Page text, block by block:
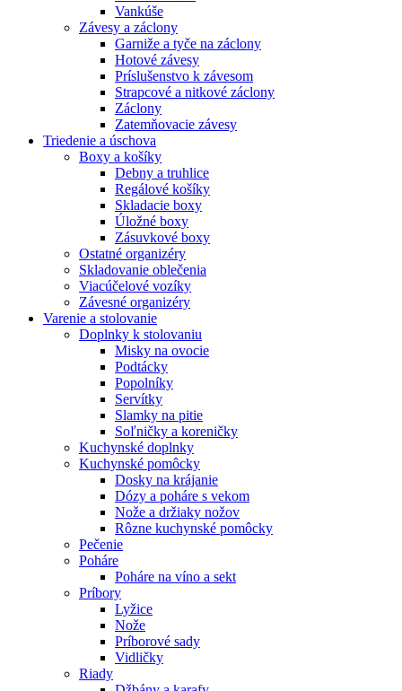
Vankúše
Závesy a záclony
Garniže a tyče na záclony
Hotové závesy
Príslušenstvo k závesom
Strapcové a nitkové záclony
Záclony
Zatemňovacie závesy
Triedenie a úschova
Boxy a košíky
Debny a truhlice
Regálové košíky
Skladacie boxy
Úložné boxy
Zásuvkové boxy
Ostatné organizéry
Skladovanie oblečenia
Viacúčelové vozíky
Závesné organizéry
Varenie a stolovanie
Doplnky k stolovaniu
Misky na ovocie
Podtácky
Popolníky
Servítky
Slamky na pitie
Soľničky a koreničky
Kuchynské doplnky
Kuchynské pomôcky
Dosky na krájanie
Dózy a poháre s vekom
Nože a držiaky nožov
Rôzne kuchynské pomôcky
Pečenie
Poháre
Poháre na víno a sekt
Príbory
Lyžice
Nože
Príborové sady
Vidličky
Riady